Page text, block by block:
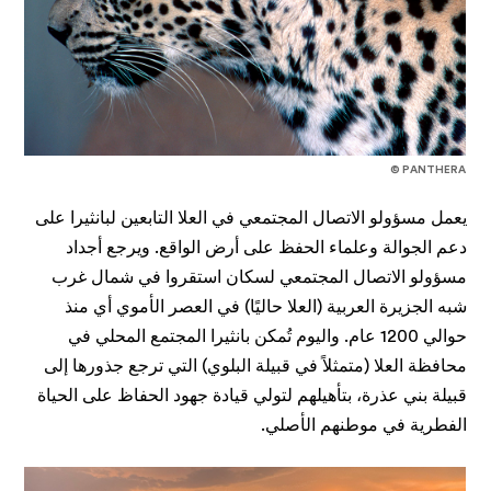
© PANTHERA
يعمل مسؤولو الاتصال المجتمعي في العلا التابعين لبانثيرا على
دعم الجوالة وعلماء الحفظ على أرض الواقع. ويرجع أجداد
مسؤولو الاتصال المجتمعي لسكان استقروا في شمال غرب
شبه الجزيرة العربية (العلا حاليًا) في العصر الأموي أي منذ
حوالي 1200 عام. واليوم تُمكن بانثيرا المجتمع المحلي في
محافظة العلا (متمثلاً في قبيلة البلوي) التي ترجع جذورها إلى
قبيلة بني عذرة، بتأهيلهم لتولي قيادة جهود الحفاظ على الحياة
الفطرية في موطنهم الأصلي.